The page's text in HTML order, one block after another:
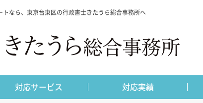
なら、東京台東区の行政書士きたうら総合事務所へ
対応サービス 対応実績